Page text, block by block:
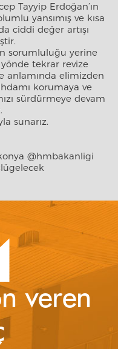
Tayyip Erdoğan’ın
yansımış ve kısa
ciddi değer artışı
sorumluluğu yerine
yönde tekrar revize
anlamında elimizden
korumaya ve
sürdürmeye devam
sunarız.
@hmbakanligi
veren